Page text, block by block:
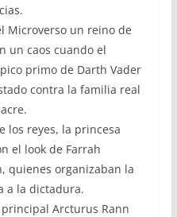
Microverso un reino de
un caos cuando el
primo de Darth Vader
contra la familia real
los reyes, la princesa
el look de Farrah
quienes organizaban la
a la dictadura.
Arcturus Rann